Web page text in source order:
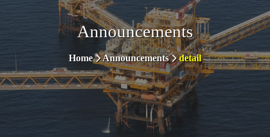
Announcements
Home Announcements detail